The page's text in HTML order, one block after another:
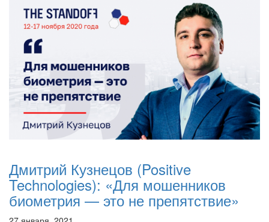
Дмитрий Кузнецов (Positive
Technologies): «Для мошенников
биометрия — это не препятствие»